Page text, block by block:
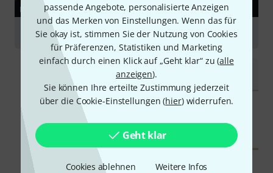
passende Angebote, personalisierte Anzeigen
und das Merken von Einstellungen. Wenn das für
Sie okay ist, stimmen Sie der Nutzung von Cookies
für Präferenzen, Statistiken und Marketing
einfach durch einen Klick auf „Geht klar“ zu (alle
anzeigen).
Sie können Ihre erteilte Zustimmung jederzeit
über die Cookie-Einstellungen (hier) widerrufen.
Geht klar
Cookies ablehnen Weitere Infos
RATGEBER
Choraufnahme